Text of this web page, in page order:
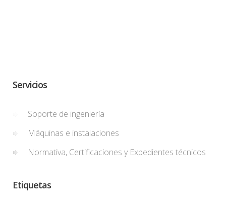
Servicios
Soporte de ingeniería
Máquinas e instalaciones
Normativa, Certificaciones y Expedientes técnicos
Etiquetas